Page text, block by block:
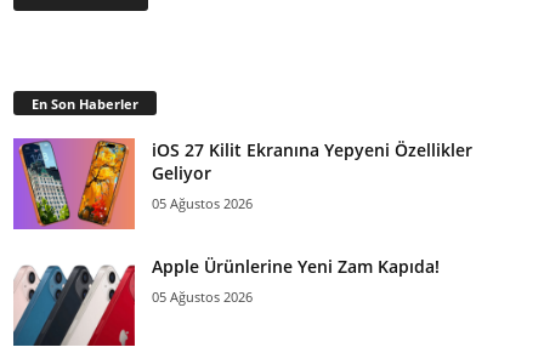
En Son Haberler
iOS 27 Kilit Ekranına Yepyeni Özellikler
Geliyor
05 Ağustos 2026
Apple Ürünlerine Yeni Zam Kapıda!
05 Ağustos 2026